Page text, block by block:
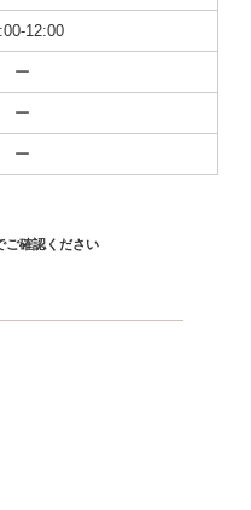
12:00
ー
ー
ー
ご確認ください